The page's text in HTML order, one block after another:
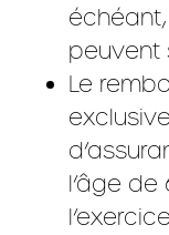
peuvent
Le
l’âge